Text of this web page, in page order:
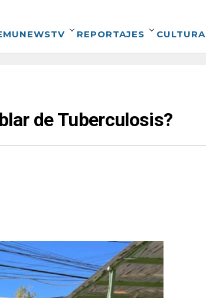
REPORTAJES CULTURA
de Tuberculosis?